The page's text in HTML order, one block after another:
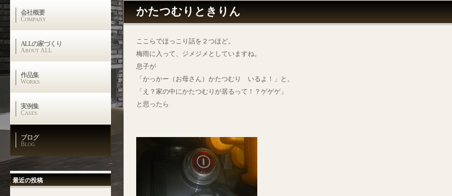
会社概要
COMPANY
ALLの家づくり
ABOUT ALL
作品集
WORKS
実例集
CASES
ブログ
BLOG
最近の投稿
かたつむりときりん
ここらでほっこり話を２つほど。
梅雨に入って、ジメジメとしていますね。
息子が
「かっかー（お母さん）かたつむり いるよ！」と。
「え？家の中にかたつむりが居るって！？ゲゲゲ」
と思ったら